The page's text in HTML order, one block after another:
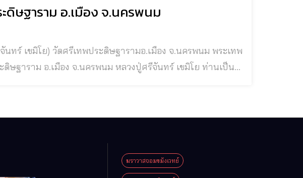
ดิษฐาราม อ.เมือง จ.นครพนม
อง จ.นครพนม พระเทพ
.นครพนม หลวงปู่ศรีจันทร์ เขมิโย ท่านเป็น
ฆราวาสจอมขมังเวทย์